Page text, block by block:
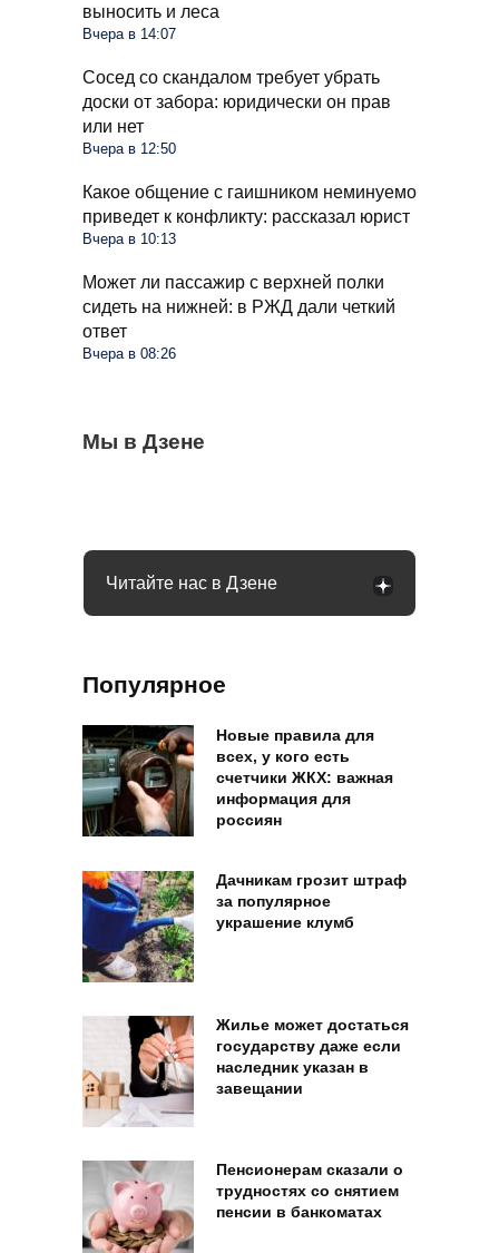
выносить и леса
Вчера в 14:07
Сосед со скандалом требует убрать
доски от забора: юридически он прав
или нет
Вчера в 12:50
Какое общение с гаишником неминуемо
приведет к конфликту: рассказал юрист
Вчера в 10:13
Может ли пассажир с верхней полки
сидеть на нижней: в РЖД дали четкий
ответ
Вчера в 08:26
Мы в Дзене
Что изменится в жизни россиян с
введением цифрового рубля: рассказала
Муравьев и след простынет через 4 дня:
Когда можно выезжать на пешеходный
Читайте нас в Дзене
Популярное
Новые правила для
всех, у кого есть
счетчики ЖКХ: важная
информация для
россиян
Дачникам грозит штраф
за популярное
украшение клумб
Жилье может достаться
государству даже если
наследник указан в
завещании
Пенсионерам сказали о
трудностях со снятием
пенсии в банкоматах